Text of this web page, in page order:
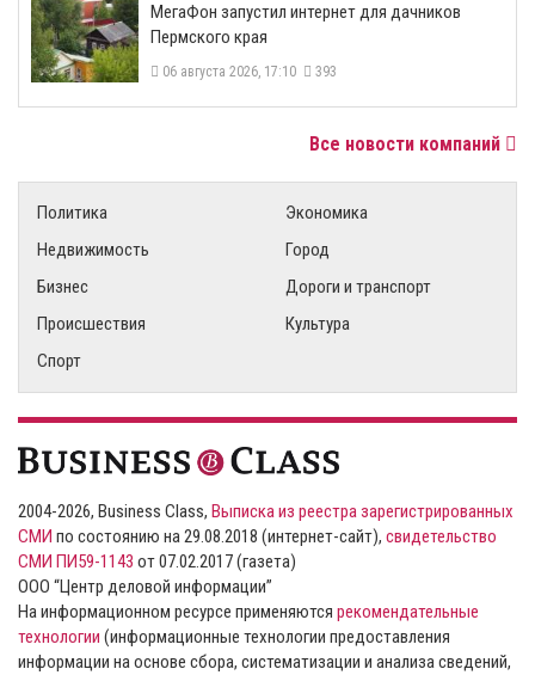
МегаФон запустил интернет для дачников
Пермского края
06 августа 2026, 17:10 393
Все новости компаний
Политика
Экономика
Недвижимость
Город
Бизнес
Дороги и транспорт
Происшествия
Культура
Спорт
2004-2026, Business Class, Выписка из реестра зарегистрированных
СМИ по состоянию на 29.08.2018 (интернет-сайт), свидетельство
СМИ ПИ59-1143 от 07.02.2017 (газета)
ООО “Центр деловой информации”
На информационном ресурсе применяются рекомендательные
технологии (информационные технологии предоставления
информации на основе сбора, систематизации и анализа сведений,